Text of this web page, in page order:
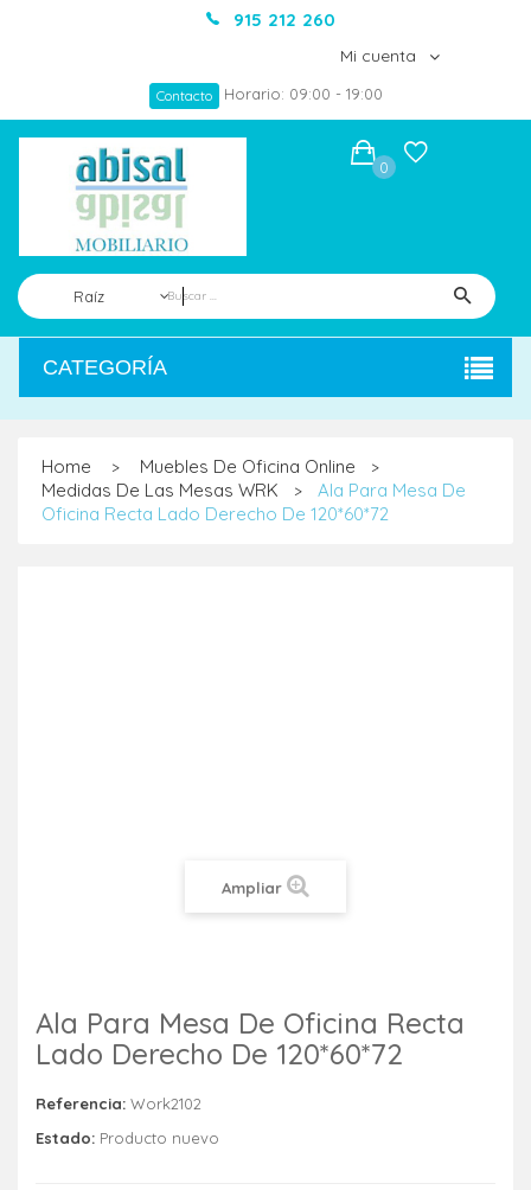
915 212 260
Mi cuenta
Contacto Horario: 09:00 - 19:00
Raíz
0
CATEGORÍA
Home > Muebles De Oficina Online >
Medidas De Las Mesas WRK >
Ala Para Mesa De
Oficina Recta Lado Derecho De 120*60*72
Ampliar
Ala Para Mesa De Oficina Recta
Lado Derecho De 120*60*72
Referencia: Work2102
Estado: Producto nuevo